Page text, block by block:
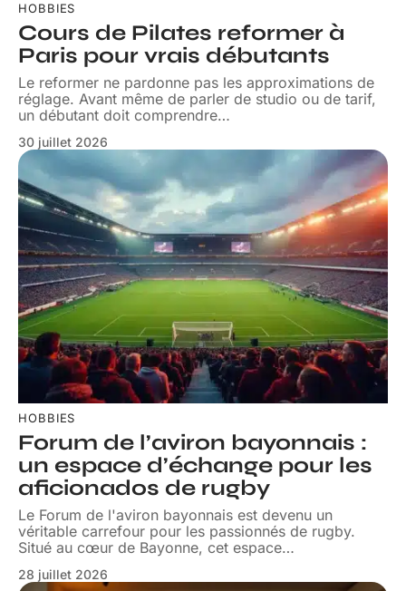
HOBBIES
Cours de Pilates reformer à
Paris pour vrais débutants
Le reformer ne pardonne pas les approximations de
réglage. Avant même de parler de studio ou de tarif,
un débutant doit comprendre…
30 juillet 2026
HOBBIES
Forum de l’aviron bayonnais :
un espace d’échange pour les
aficionados de rugby
Le Forum de l'aviron bayonnais est devenu un
véritable carrefour pour les passionnés de rugby.
Situé au cœur de Bayonne, cet espace…
28 juillet 2026